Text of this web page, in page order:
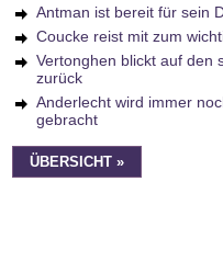
Antman ist bereit für sein
Coucke reist mit zum
Vertonghen blickt auf den
zurück
Anderlecht wird immer
gebracht
ÜBERSICHT »